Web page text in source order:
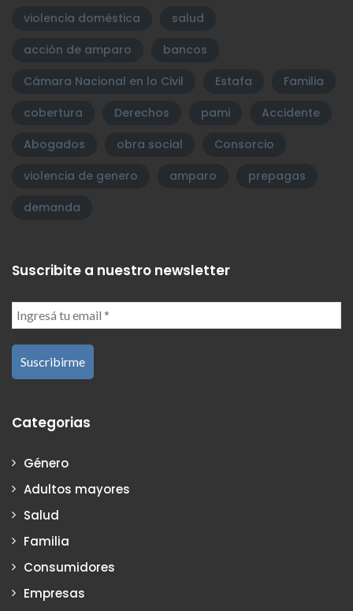
violencia doméstica
salud
acción de amparo
bancos
Cámara Nacional en lo Civil
Estafa
Familia
cobertura
Derechos pami
Accidente
Abogados
obra social
Consorcio
violencia de genero
amparo
prepagas
demanda
Suscribite a nuestro newsletter
Categorias
Género
Adultos mayores
Salud
Familia
Consumidores
Empresas